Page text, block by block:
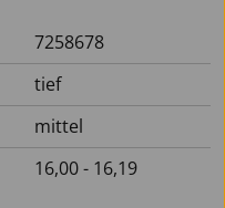
7258678
tief
mittel
16,00 - 16,19